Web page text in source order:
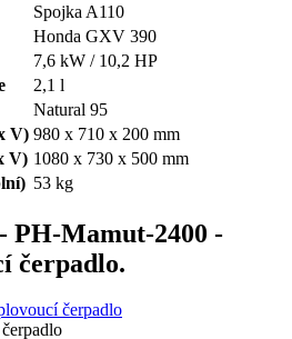
Spojka A110
Honda GXV 390
7,6 kW / 10,2 HP
2,1 l
Natural 95
V) 980 x 710 x 200 mm
V) 1080 x 730 x 500 mm
53 kg
- PH-Mamut-2400 -
čerpadlo.
čerpadlo